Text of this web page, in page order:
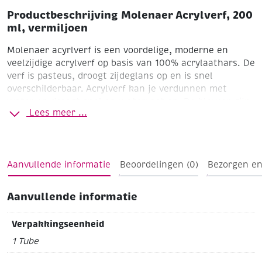
Productbeschrijving Molenaer Acrylverf, 200
ml, vermiljoen
Molenaer acyrlverf is een voordelige, moderne en
veelzijdige acrylverf op basis van 100% acrylaathars. De
verf is pasteus, droogt zijdeglans op en is snel
overschilderbaar. Acrylverf kan je verdunnen met
makkelijk te mengen en de verf hecht goed op
schildersdoek en papier, maar je zou ook kunnen
denken aan gips, board, hout, steen of cement.
vermiljoenDekkendTube van 250 ml
Lees meer ...
Aanvullende informatie Beoordelingen (0) Bezorgen
Aanvullende informatie
Verpakkingseenheid
1 Tube